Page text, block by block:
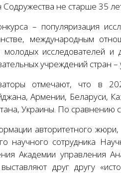
Содружества не старше 35
– популяризация
международным
молодых исследователей и
учреждений стран
отмечают, что в
Армении, Беларуси,
Украины. По сравнению
авторитетного жюри,
научного сотрудника
Академии управления
друг другу